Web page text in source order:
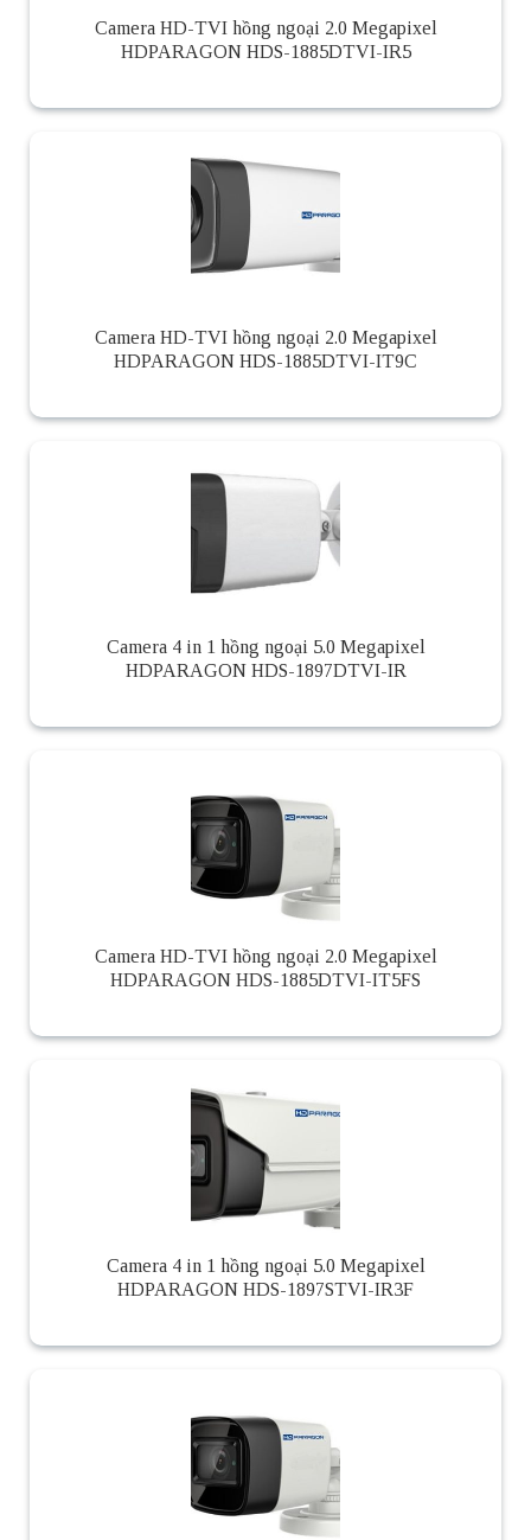
Camera HD-TVI hồng ngoại 2.0 Megapixel
HDPARAGON HDS-1885DTVI-IR5
Camera HD-TVI hồng ngoại 2.0 Megapixel
HDPARAGON HDS-1885DTVI-IT9C
Camera 4 in 1 hồng ngoại 5.0 Megapixel
HDPARAGON HDS-1897DTVI-IR
Camera HD-TVI hồng ngoại 2.0 Megapixel
HDPARAGON HDS-1885DTVI-IT5FS
Camera 4 in 1 hồng ngoại 5.0 Megapixel
HDPARAGON HDS-1897STVI-IR3F